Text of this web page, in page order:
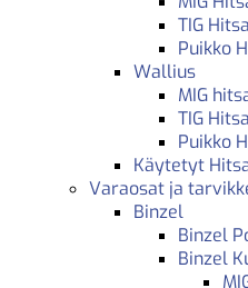
TIG
Puikko
Wallius
MIG
TIG
Puikko
Käytetyt
Varaosat ja
Binzel
Binzel
Binzel